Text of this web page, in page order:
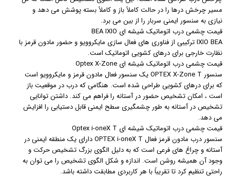
مسیر چرخش درها را در حالت کاملاً باز و کاملاً بسته پوشش می دهد و
نیازی به سنسور ایمنی سربار را از بین می برد.
قیمت چشمی درب اتوماتیک شیشه ای BEA IXIO
IXIO BEA ترکیبی از فناوری های فعال سازی مایکروویو و حضور مادون قرمز با
نظارت خارجی برای درهای کشویی اتوماتیک است.
قیمت چشمی درب اتوماتیک شیشه ای Optex X-Zone
سنسور OPTEX X-Zone T یک سنسور فعال مادون قرمز و مایکروویو است
که برای درهای کشویی طراحی شده است. هنگامی که درب در موقعیت باز
است ، امکان تشخیص حضور در آستانه را فراهم می کند. داشتن توانایی
تشخیص در آستانه به طور چشمگیری سطح ایمنی قابل دستیابی را افزایش
می دهد.
قیمت چشمی درب اتوماتیک شیشه ای Optex i-oneX T
سنسور درب مادون قرمز فعال OPTEX i-oneX T دارای یک منطقه ایمنی در
آستانه و چراغ های فرعی است که به دلیل الگوی بزرگ تشخیص حرکت و
وجود آن همیشه روشن است. اندازه و شکل الگوی تشخیص را می توان به
راحتی تنظیم کرد تا تقریباً با هر کاربردی مطابقت داشته باشد.